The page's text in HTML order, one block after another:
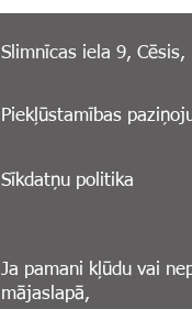
Slimnīcas iela 9, Cēsis,
Piekļūstamības
Sīkdatņu politika
Ja pamani kļūdu vai
mājaslapā,